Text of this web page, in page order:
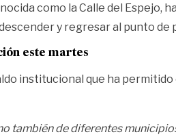
como la Calle del Espejo,
y regresar al punto de
este martes
institucional que ha
también de diferentes